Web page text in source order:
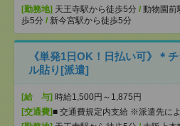
[勤務地] 天王寺駅から徒歩5分 / 動物園前
歩5分 / 新今宮駅から徒歩5分
《単発1日OK！日払い可》＊
ル貼り[派遣]
[給 与] 時給1,500円～1,875円
[交通費]■ 交通費規定内支給 ※派遣先に